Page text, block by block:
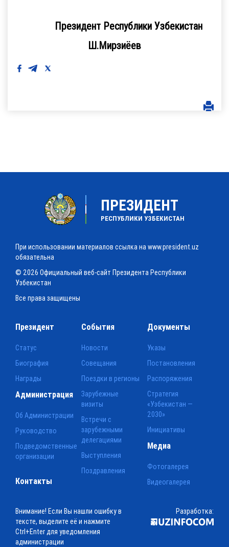
Президент Республики Узбекистан
Ш.Мирзиёев
ПРЕЗИДЕНТ
РЕСПУБЛИКИ УЗБЕКИСТАН
При использовании материалов ссылка на www.president.uz
обязательна
© 2026 Официальный веб-сайт Президента Республики
Узбекистан
Все права защищены
Президент
Статус
Биография
Награды
События
Новости
Совещания
Поездки в регионы
Зарубежные
визиты
Встречи с
зарубежными
делегациями
Выступления
Поздравления
Документы
Указы
Постановления
Распоряжения
Стратегия
«Узбекистан —
2030»
Инициативы
Администрация
Об Администрации
Руководство
Подведомственные
организации
Медиа
Фотогалерея
Видеогалерея
Контакты
Внимание! Если Вы нашли ошибку в
тексте, выделите её и нажмите
Ctrl+Enter для уведомления
администрации
Разработка: